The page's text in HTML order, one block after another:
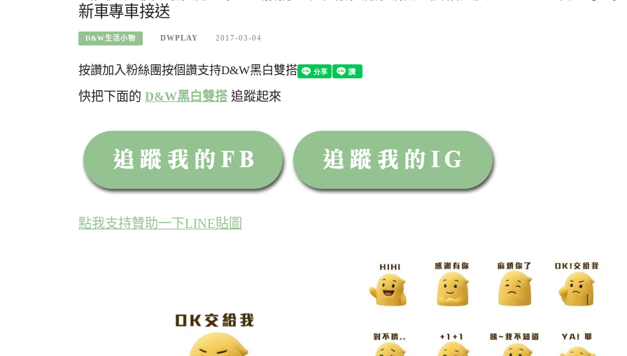
新車專車接送
D&W生活小物 DWPLAY 2017-03-04
按讚加入粉絲團按個讚支持D&W黑白雙搭
快把下面的 D&W黑白雙搭 追蹤起來
點我支持贊助一下LINE貼圖